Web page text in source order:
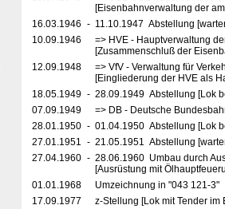
[Eisenbahnverwaltung der
16.03.1946 - 11.10.1947 Abstellung
10.09.1946
=> HVE - Hauptverwaltung
[Zusammenschluß der
12.09.1948
=> VfV - Verwaltung für
[Eingliederung der HVE als
18.05.1949 - 28.09.1949 Abstellung [Lok
07.09.1949
=> DB - Deutsche
28.01.1950 - 01.04.1950 Abstellung [Lok
27.01.1951 - 21.05.1951 Abstellung
27.04.1960 - 28.06.1960 Umbau durch
[Ausrüstung mit
01.01.1968
Umzeichnung in "043 121-3"
17.09.1977
z-Stellung [Lok mit Tender im